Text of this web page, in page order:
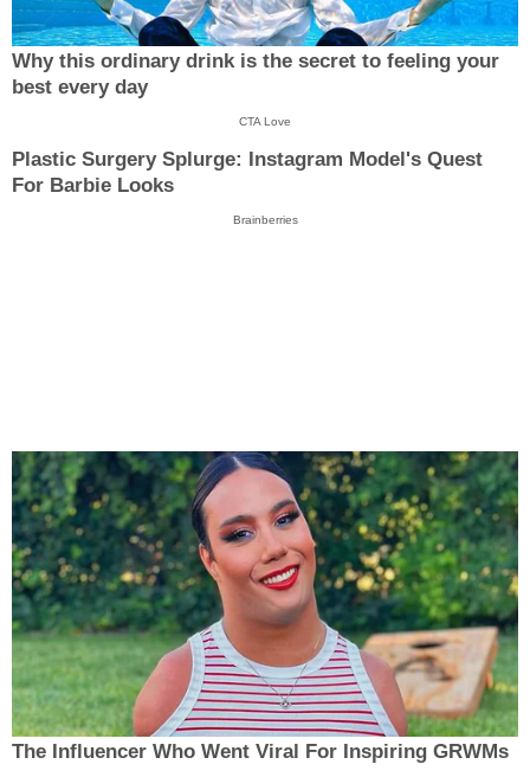
Why this ordinary drink is the secret to feeling your
best every day
CTA Love
Plastic Surgery Splurge: Instagram Model's Quest
For Barbie Looks
Brainberries
The Influencer Who Went Viral For Inspiring GRWMs